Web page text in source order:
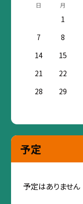
日 月
1
7
8
14
15
21
22
28
29
予定
予定はありません